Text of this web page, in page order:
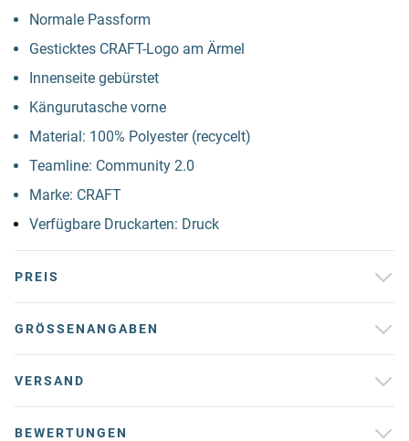
Normale Passform
Gesticktes CRAFT-Logo am Ärmel
Innenseite gebürstet
Kängurutasche vorne
Material: 100% Polyester (recycelt)
Teamline: Community 2.0
Marke: CRAFT
Verfügbare Druckarten: Druck
PREIS
GRÖSSENANGABEN
VERSAND
BEWERTUNGEN